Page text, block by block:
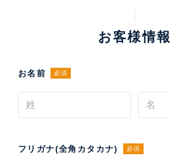
お客様情報
お名前 必須
フリガナ(全角カタカナ) 必須